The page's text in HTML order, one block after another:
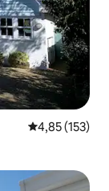
4,85 de uma
4,85 (153)